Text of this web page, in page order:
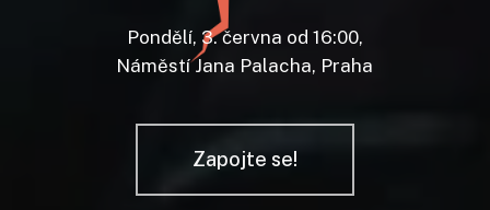
Pondělí, 3. června od 16:00,
Náměstí Jana Palacha, Praha
Zapojte se!